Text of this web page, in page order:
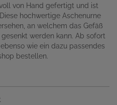
von Hand gefertigt und ist
hochwertige Aschenurne
an welchem das Gefäß
werden kann. Ab sofort
wie ein dazu passendes
bestellen.